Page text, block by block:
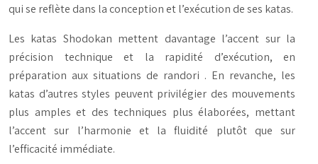
qui se reflète dans la conception et l’exécution de ses katas.
Les katas Shodokan mettent davantage l’accent sur la
précision technique et la rapidité d’exécution, en
préparation aux situations de randori . En revanche, les
katas d’autres styles peuvent privilégier des mouvements
plus amples et des techniques plus élaborées, mettant
l’accent sur l’harmonie et la fluidité plutôt que sur
l’efficacité immédiate.